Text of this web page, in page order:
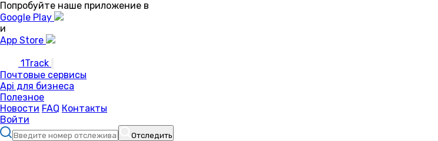
Попробуйте наше приложение в
Google Play
и
App Store
1Track
Почтовые сервисы
Api для бизнеса
Полезное
Новости FAQ Контакты
Войти
Отследить